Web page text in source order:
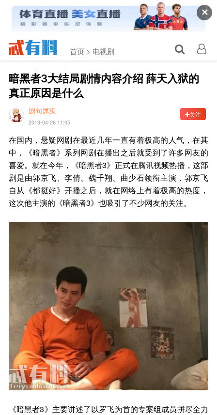
✕
首页 > 电视剧
暗黑者3大结局剧情内容介绍 薛天入狱的
真正原因是什么
剧句属实
2019-04-26 11:05
关注
在国内，悬疑网剧在最近几年一直有着极高的人气，在其
中，《暗黑者》系列网剧在播出之后就受到了许多网友的
喜爱。就在今年，《暗黑者3》正式在腾讯视频热播，这部
剧是由郭京飞、李倩、魏千翔、曲少石领衔主演，郭京飞
自从《都挺好》开播之后，就在网络上有着极高的热度，
这次他主演的《暗黑者3》也吸引了不少网友的关注。
《暗黑者3》主要讲述了以罗飞为首的专案组成员拼尽全力